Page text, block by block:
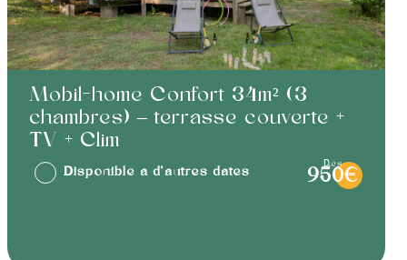
Mobil-home Confort 34m² (3
chambres) – terrasse couverte +
TV + Clim
Disponible à d'autres dates
dès
950€